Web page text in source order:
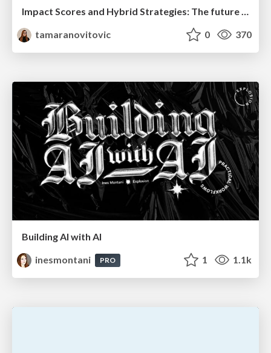
Impact Scores and Hybrid Strategies: The future of link building
tamaranovitovic
0 370
Building AI with AI
inesmontani
PRO 1 1.1k